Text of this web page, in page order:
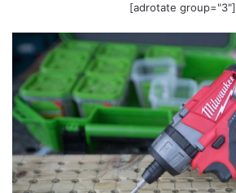
[adrotate group="3"]